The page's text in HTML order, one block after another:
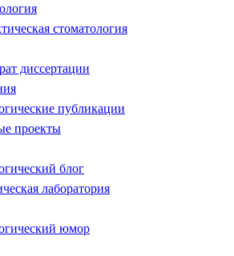
стоматология
диссертации
публикации
проекты
блог
лаборатория
юмор